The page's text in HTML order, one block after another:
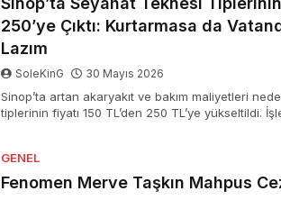
250’ye Çıktı: Kurtarmasa da
Lazım
SoleKinG 30 Mayıs 2026
Sinop’ta artan akaryakıt ve bakım maliyetleri
tiplerinin fiyatı 150 TL’den 250 TL’ye yükseltildi.
GENEL
Fenomen Merve Taşkın Mahpus